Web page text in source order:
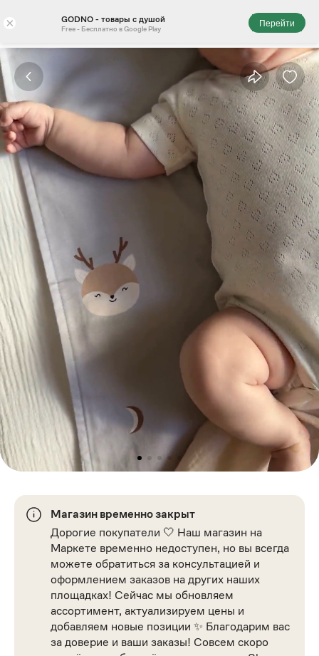
× GODNO - товары с душой
Free - Бесплатно в Google Play
Перейти
Магазин временно закрыт
Дорогие покупатели 🤍 Наш магазин на
Маркете временно недоступен, но вы всегда
можете обратиться за консультацией и
оформлением заказов на других наших
площадках! Сейчас мы обновляем
ассортимент, актуализируем цены и
добавляем новые позиции ✨ Благодарим вас
за доверие и ваши заказы! Совсем скоро